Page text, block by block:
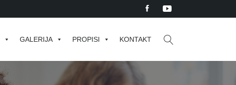
GALERIJA PROPISI KONTAKT